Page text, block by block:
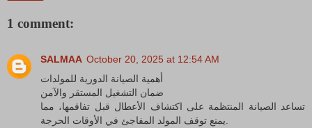
1 comment:
SALMAA October 20, 2025 at 12:54 AM
أهمية الصيانة الدورية للمولدات
ضمان التشغيل المستقر والآمن
تساعد الصيانة المنتظمة على اكتشاف الأعطال قبل تفاقمها، مما
يمنع توقف المولد المفاجئ في الأوقات الحرجة.